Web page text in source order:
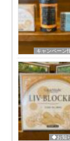
キャンペーン
◆お知